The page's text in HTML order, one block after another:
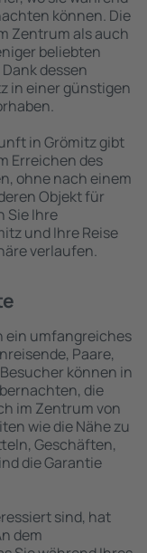
können. Die
Zentrum als auch
beliebten
dessen
in einer günstigen
in Grömitz gibt
Erreichen des
ohne nach einem
Objekt für
Sie Ihre
und Ihre Reise
verlaufen.
ein umfangreiches
Paare,
können in
die
im Zentrum von
wie die Nähe zu
Geschäften,
die Garantie
sind, hat
dem